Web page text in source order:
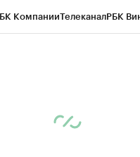
КомпанииТелеканалРБК